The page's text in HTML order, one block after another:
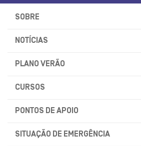
SOBRE
NOTÍCIAS
PLANO VERÃO
CURSOS
PONTOS DE APOIO
SITUAÇÃO DE EMERGÊNCIA